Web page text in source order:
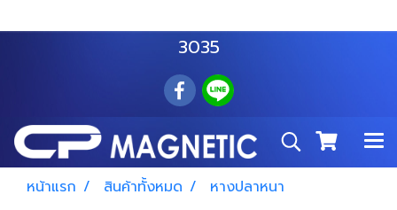
3035
หน้าแรก สินค้าทั้งหมด หางปลาหนา